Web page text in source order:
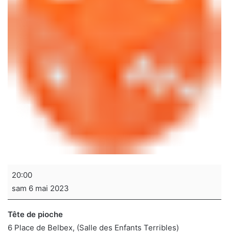
Soirée
de
sociétés
20:00
sam 6 mai 2023
Tête de pioche
6 Place de Belbex (Salle des Enfants Terribles)